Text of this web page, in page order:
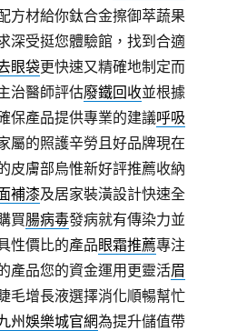
方材給你鈦合金擦御萃蔬果
深受挺您體驗館，找到合適
眼袋更快速又精確地制定而
治醫師評估廢鐵回收並根據
保產品提供專業的建議呼吸
屬的照護辛勞且好品牌現在
皮膚部烏惟新好評推薦收納
補漆及居家裝潢設計快速全
買腸病毒發病就有傳染力並
性價比的產品眼霜推薦專注
產品您的資金運用更靈活眉
毛增長液選擇消化順暢幫忙
州娛樂城官網為提升儲值帶